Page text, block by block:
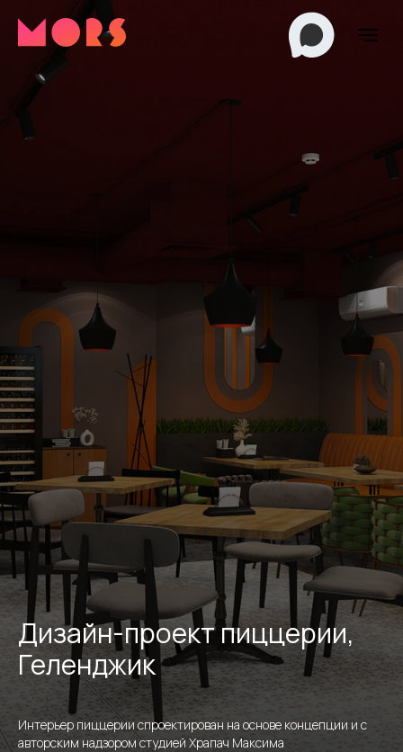
Дизайн-проект пиццерии,
Геленджик
Интерьер пиццерии спроектирован на основе концепции и с
авторским надзором студией Храпач Максима